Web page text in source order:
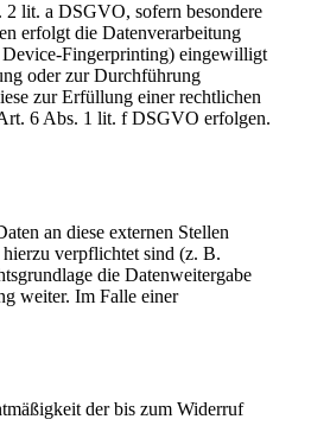
lit. a DSGVO, sofern besondere
erfolgt die Datenverarbeitung
Fingerprinting) eingewilligt
oder zur Durchführung
zur Erfüllung einer rechtlichen
6 Abs. 1 lit. f DSGVO erfolgen.
an diese externen Stellen
verpflichtet sind (z. B.
die Datenweitergabe
weiter. Im Falle einer
der bis zum Widerruf